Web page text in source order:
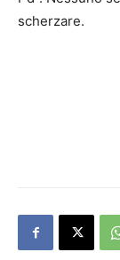
scherzare.